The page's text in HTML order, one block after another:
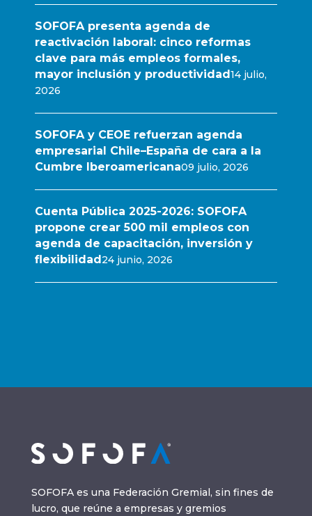
SOFOFA presenta agenda de
reactivación laboral: cinco reformas
clave para más empleos formales,
mayor inclusión y productividad14 julio,
2026
SOFOFA y CEOE refuerzan agenda
empresarial Chile–España de cara a la
Cumbre Iberoamericana09 julio, 2026
Cuenta Pública 2025-2026: SOFOFA
propone crear 500 mil empleos con
agenda de capacitación, inversión y
flexibilidad24 junio, 2026
SOFOFA es una Federación Gremial, sin fines de
lucro, que reúne a empresas y gremios